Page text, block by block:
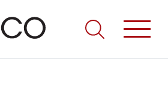
os Médicos. Onde as notícias
o que se passa na Saúde!